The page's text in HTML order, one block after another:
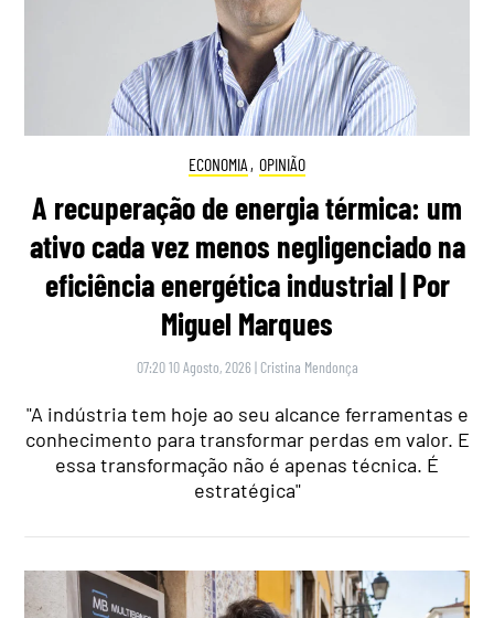
ECONOMIA , OPINIÃO
A recuperação de energia térmica: um
ativo cada vez menos negligenciado na
eficiência energética industrial | Por
Miguel Marques
07:20 10 Agosto, 2026 | Cristina Mendonça
"A indústria tem hoje ao seu alcance ferramentas e
conhecimento para transformar perdas em valor. E
essa transformação não é apenas técnica. É
estratégica"